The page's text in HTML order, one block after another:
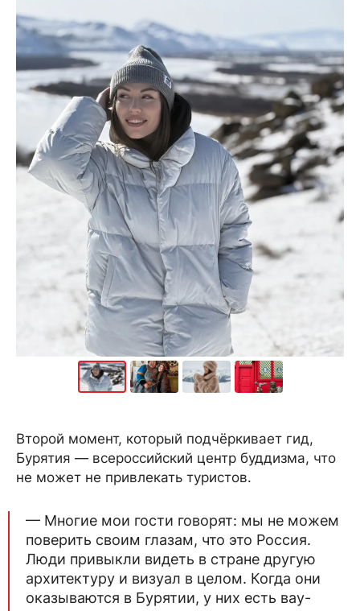
Второй момент, который подчёркивает гид,
Бурятия — всероссийский центр буддизма, что
не может не привлекать туристов.
— Многие мои гости говорят: мы не можем
поверить своим глазам, что это Россия.
Люди привыкли видеть в стране другую
архитектуру и визуал в целом. Когда они
оказываются в Бурятии, у них есть вау-